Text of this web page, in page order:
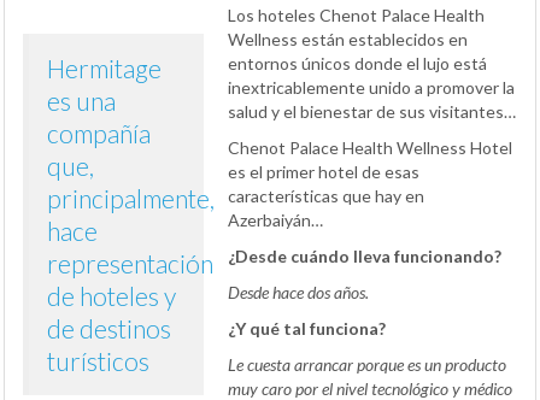
Hermitage
es una
compañía
que,
principalmente,
hace
representación
de hoteles y
de destinos
turísticos
Los hoteles Chenot Palace Health
Wellness están establecidos en
entornos únicos donde el lujo está
inextricablemente unido a promover la
salud y el bienestar de sus visitantes…
Chenot Palace Health Wellness Hotel
es el primer hotel de esas
características que hay en
Azerbaiyán…
¿Desde cuándo lleva funcionando?
Desde hace dos años.
¿Y qué tal funciona?
Le cuesta arrancar porque es un producto
muy caro por el nivel tecnológico y médico